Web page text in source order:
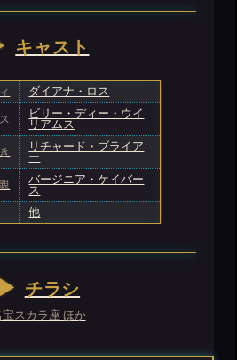
キャスト
ダイアナ・ロス
ビリー・ディー・ウイ
リアムス
リチャード・ブライア
ー
バージニア・ケイバー
ス
他
チラシ
宝スカラ座 ほか